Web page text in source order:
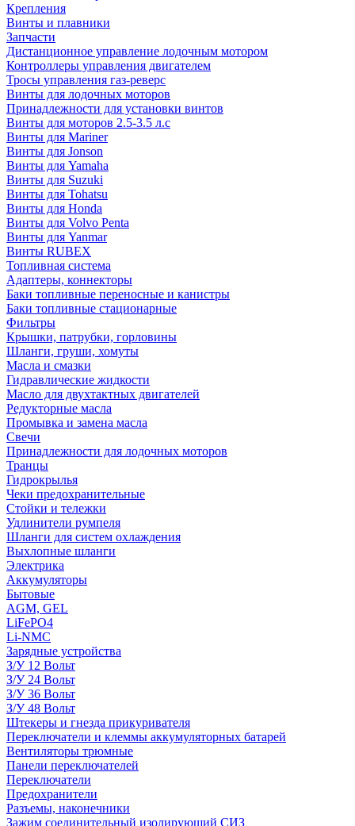
Крепления
Винты и плавники
Запчасти
Дистанционное управление лодочным мотором
Контроллеры управления двигателем
Тросы управления газ-реверс
Винты для лодочных моторов
Принадлежности для установки винтов
Винты для моторов 2.5-3.5 л.с
Винты для Mariner
Винты для Jonson
Винты для Yamaha
Винты для Suzuki
Винты для Tohatsu
Винты для Honda
Винты для Volvo Penta
Винты для Yanmar
Винты RUBEX
Топливная система
Адаптеры, коннекторы
Баки топливные переносные и канистры
Баки топливные стационарные
Фильтры
Крышки, патрубки, горловины
Шланги, груши, хомуты
Масла и смазки
Гидравлические жидкости
Масло для двухтактных двигателей
Редукторные масла
Промывка и замена масла
Свечи
Принадлежности для лодочных моторов
Транцы
Гидрокрылья
Чеки предохранительные
Стойки и тележки
Удлинители румпеля
Шланги для систем охлаждения
Выхлопные шланги
Электрика
Аккумуляторы
Бытовые
AGM, GEL
LiFePO4
Li-NMC
Зарядные устройства
З/У 12 Вольт
З/У 24 Вольт
З/У 36 Вольт
З/У 48 Вольт
Штекеры и гнезда прикуривателя
Переключатели и клеммы аккумуляторных батарей
Вентиляторы трюмные
Панели переключателей
Переключатели
Предохранители
Разъемы, наконечники
Зажим соединительный изолирующий СИЗ